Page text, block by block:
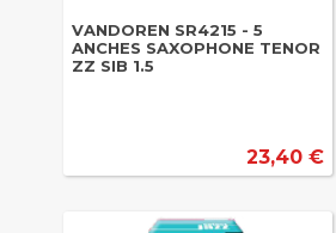
VANDOREN SR4215 - 5
ANCHES SAXOPHONE TENOR
ZZ SIB 1.5
23,40 €